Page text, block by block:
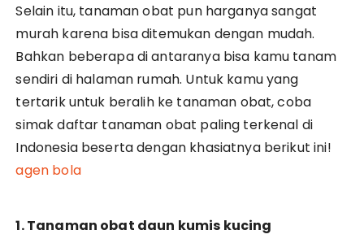
Selain itu, tanaman obat pun harganya sangat
murah karena bisa ditemukan dengan mudah.
Bahkan beberapa di antaranya bisa kamu tanam
sendiri di halaman rumah. Untuk kamu yang
tertarik untuk beralih ke tanaman obat, coba
simak daftar tanaman obat paling terkenal di
Indonesia beserta dengan khasiatnya berikut ini!
agen bola
1. Tanaman obat daun kumis kucing